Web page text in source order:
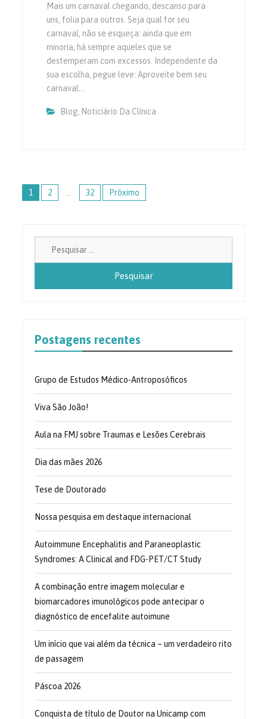
Mais um carnaval chegando, descanso para
uns, folia para outros. Seja qual for seu
carnaval, não se esqueça: ainda que em
minoria, há sempre aqueles que se
destemperam com excessos. Independente da
sua escolha, pegue leve: Aproveite bem seu
carnaval.…
Blog, Noticiário Da Clínica
de
1 2 32 Próximo
Postagens recentes
Grupo de Estudos Médico-Antroposóficos
Viva São João!
Aula na FMJ sobre Traumas e Lesões Cerebrais
Dia das mães 2026
Tese de Doutorado
Nossa pesquisa em destaque internacional
Autoimmune Encephalitis and Paraneoplastic
Syndromes: A Clinical and FDG-PET/CT Study
A combinação entre imagem molecular e
biomarcadores imunológicos pode antecipar o
diagnóstico de encefalite autoimune
Um início que vai além da técnica – um verdadeiro rito
de passagem
Páscoa 2026
Conquista de título de Doutor na Unicamp com